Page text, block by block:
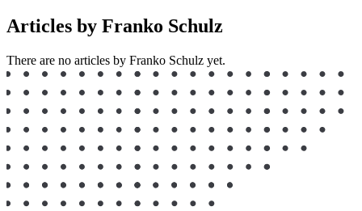
Articles by Franko Schulz
There are no articles by Franko Schulz yet.